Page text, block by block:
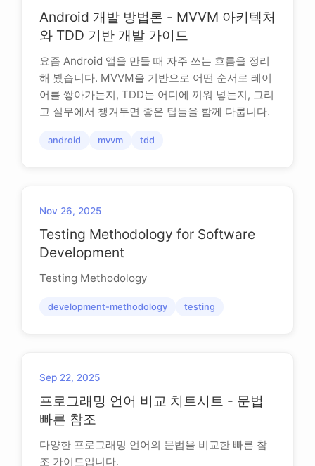
Android 개발 방법론 - MVVM 아키텍처
와 TDD 기반 개발 가이드
요즘 Android 앱을 만들 때 자주 쓰는 흐름을 정리
해 봤습니다. MVVM을 기반으로 어떤 순서로 레이
어를 쌓아가는지, TDD는 어디에 끼워 넣는지, 그리
고 실무에서 챙겨두면 좋은 팁들을 함께 다룹니다.
android mvvm tdd
Nov 26, 2025
Testing Methodology for Software
Development
Testing Methodology
development-methodology testing
Sep 22, 2025
프로그래밍 언어 비교 치트시트 - 문법
빠른 참조
다양한 프로그래밍 언어의 문법을 비교한 빠른 참
조 가이드입니다.